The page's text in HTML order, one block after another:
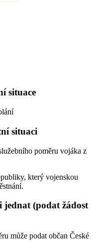
situace
situaci
poměru vojáka z
který vojenskou
jednat (podat žádost
může podat občan České